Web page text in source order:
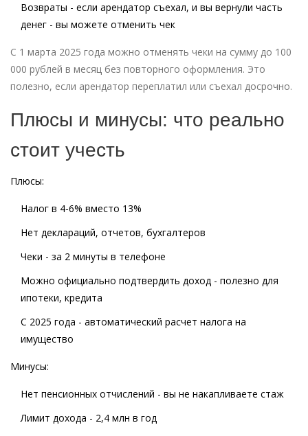
Возвраты - если арендатор съехал, и вы вернули часть
денег - вы можете отменить чек
С 1 марта 2025 года можно отменять чеки на сумму до 100
000 рублей в месяц без повторного оформления. Это
полезно, если арендатор переплатил или съехал досрочно.
Плюсы и минусы: что реально
стоит учесть
Плюсы:
Налог в 4-6% вместо 13%
Нет деклараций, отчетов, бухгалтеров
Чеки - за 2 минуты в телефоне
Можно официально подтвердить доход - полезно для
ипотеки, кредита
С 2025 года - автоматический расчет налога на
имущество
Минусы:
Нет пенсионных отчислений - вы не накапливаете стаж
Лимит дохода - 2,4 млн в год